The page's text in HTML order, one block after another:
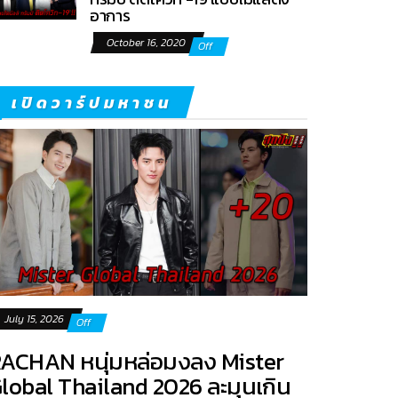
อาการ
October 16, 2020 Off
เปิดวาร์ปมหาชน
July 15, 2026 Off
หนุ่มหล่อมงลง Mister
Thailand 2026 ละมุนเกิน